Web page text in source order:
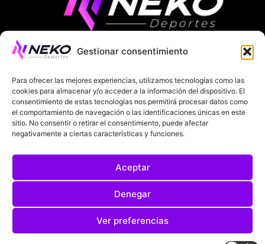
Gestionar consentimiento
Para ofrecer las mejores experiencias, utilizamos tecnologías como las
cookies para almacenar y/o acceder a la información del dispositivo. El
consentimiento de estas tecnologías nos permitirá procesar datos como
el comportamiento de navegación o las identificaciones únicas en este
sitio. No consentir o retirar el consentimiento, puede afectar
negativamente a ciertas características y funciones.
Aceptar
Denegar
Ver preferencias
ÚLTIMAS NOTICIAS COMPETICIONES EUROPEAS
LA LIGA MUNDIAL 2026 FÚTBOL INTERNACIONAL
SOBRE NOSOTROS
POLÍTICA DE PRIVACIDAD
POLÍTICA DE COOKIES